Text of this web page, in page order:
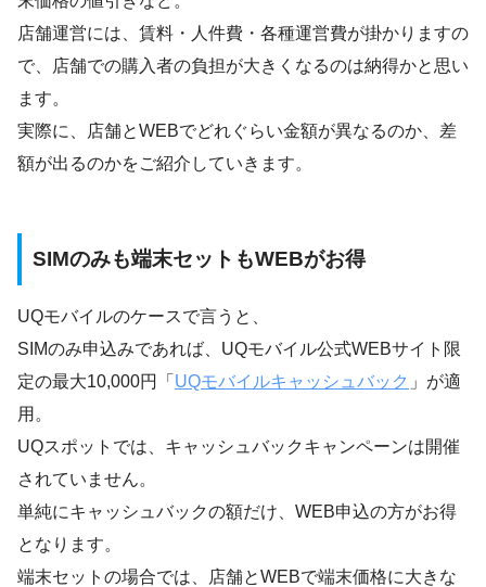
店舗運営には、賃料・人件費・各種運営費が掛かりますの
で、店舗での購入者の負担が大きくなるのは納得かと思い
ます。
実際に、店舗とWEBでどれぐらい金額が異なるのか、差
額が出るのかをご紹介していきます。
SIMのみも端末セットもWEBがお得
UQモバイルのケースで言うと、
SIMのみ申込みであれば、UQモバイル公式WEBサイト限
定の最大10,000円「 UQモバイルキャッシュバック 」が適
用。
UQスポットでは、キャッシュバックキャンペーンは開催
されていません。
単純にキャッシュバックの額だけ、WEB申込の方がお得
となります。
端末セットの場合では、店舗とWEBで端末価格に大きな